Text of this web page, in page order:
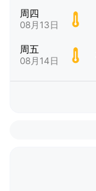
周四
08月13日
周五
08月14日